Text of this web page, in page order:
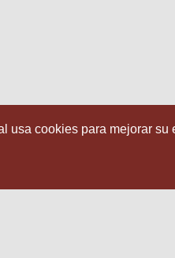
usa cookies para mejorar